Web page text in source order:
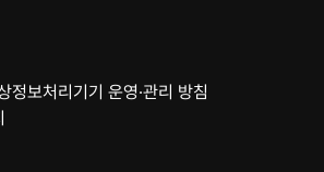
정보처리기기 운영·관리 방침